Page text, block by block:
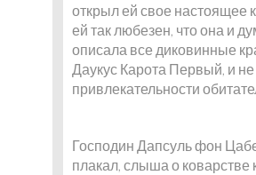
открыл ей свое настоящее
ей так любезен, что она и
описала все диковинные
Даукус Карота Первый, и
привлекательности
Господин Дапсуль фон
плакал, слыша о коварстве